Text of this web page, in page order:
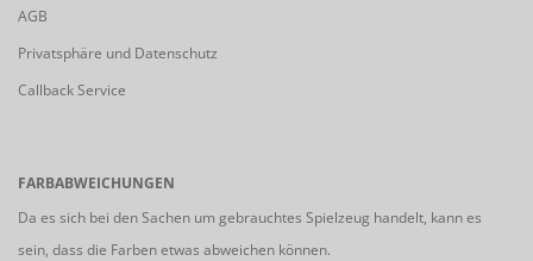
AGB
Privatsphäre und Datenschutz
Callback Service
FARBABWEICHUNGEN
Da es sich bei den Sachen um gebrauchtes Spielzeug handelt, kann es
sein, dass die Farben etwas abweichen können.